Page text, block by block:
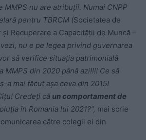
MMPS nu are atribuții. Numai CNPP
pentru TBRCM (Societatea de
şi Recuperare a Capacităţii de Muncă –
nu e pe legea privind guvernarea
să verifice situația patrimonială
MMPS din 2020 până azi!!!! Ce să
a mai făcut așa ceva din 2015!
Credeți că un comportament de
în Romania lui 2021?”, mai scrie
către colegii ei din